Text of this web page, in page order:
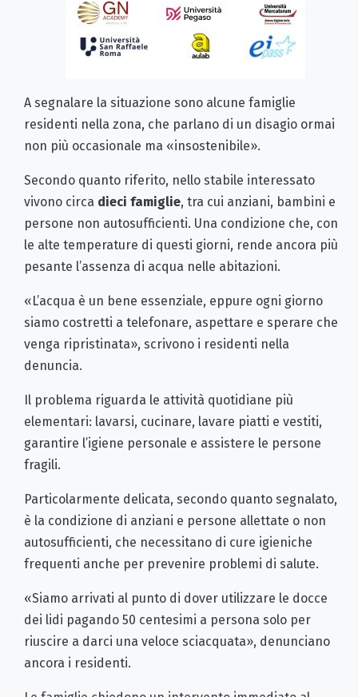
A segnalare la situazione sono alcune famiglie
residenti nella zona, che parlano di un disagio ormai
non più occasionale ma «insostenibile».
Secondo quanto riferito, nello stabile interessato
vivono circa dieci famiglie, tra cui anziani, bambini e
persone non autosufficienti. Una condizione che, con
le alte temperature di questi giorni, rende ancora più
pesante l’assenza di acqua nelle abitazioni.
«L’acqua è un bene essenziale, eppure ogni giorno
siamo costretti a telefonare, aspettare e sperare che
venga ripristinata», scrivono i residenti nella
denuncia.
Il problema riguarda le attività quotidiane più
elementari: lavarsi, cucinare, lavare piatti e vestiti,
garantire l’igiene personale e assistere le persone
fragili.
Particolarmente delicata, secondo quanto segnalato,
è la condizione di anziani e persone allettate o non
autosufficienti, che necessitano di cure igieniche
frequenti anche per prevenire problemi di salute.
«Siamo arrivati al punto di dover utilizzare le docce
dei lidi pagando 50 centesimi a persona solo per
riuscire a darci una veloce sciacquata», denunciano
ancora i residenti.